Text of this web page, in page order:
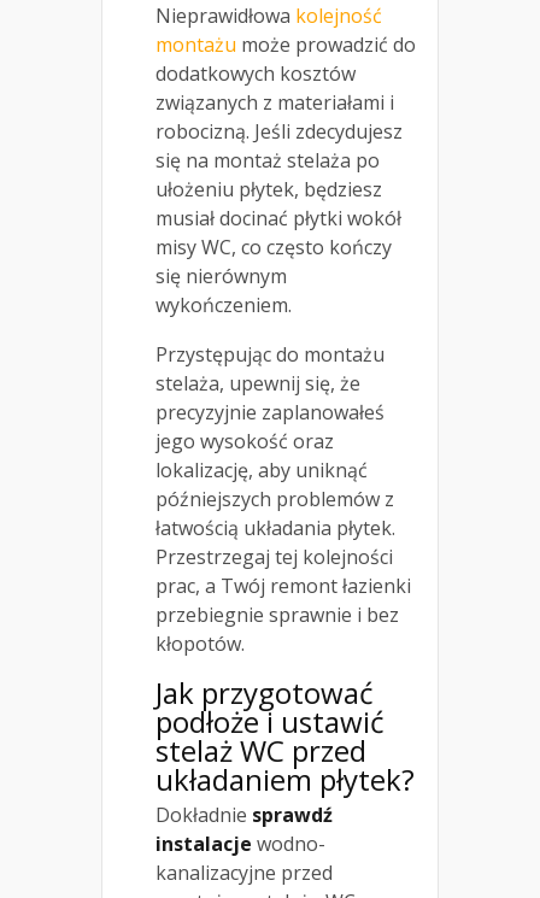
Nieprawidłowa kolejność
montażu może prowadzić do
dodatkowych kosztów
związanych z materiałami i
robocizną. Jeśli zdecydujesz
się na montaż stelaża po
ułożeniu płytek, będziesz
musiał docinać płytki wokół
misy WC, co często kończy
się nierównym
wykończeniem.
Przystępując do montażu
stelaża, upewnij się, że
precyzyjnie zaplanowałeś
jego wysokość oraz
lokalizację, aby uniknąć
późniejszych problemów z
łatwością układania płytek.
Przestrzegaj tej kolejności
prac, a Twój remont łazienki
przebiegnie sprawnie i bez
kłopotów.
Jak przygotować
podłoże i ustawić
stelaż WC przed
układaniem płytek?
Dokładnie sprawdź
instalacje wodno-
kanalizacyjne przed